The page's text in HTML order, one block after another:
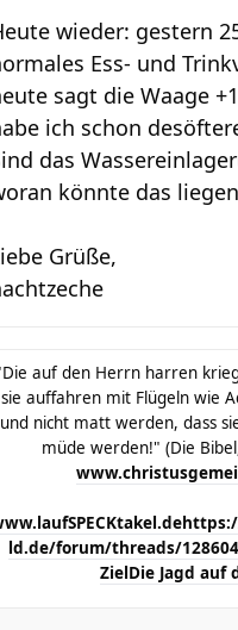
wieder: gestern
Ess- und
sagt die Waage
ich schon
das
könnte das
Grüße,
auf den Herrn harren
sie auffahren mit Flügeln wie
und nicht matt werden, dass
müde werden!" (Die
ld.de/forum/threads/
Ziel Die Jagd auf